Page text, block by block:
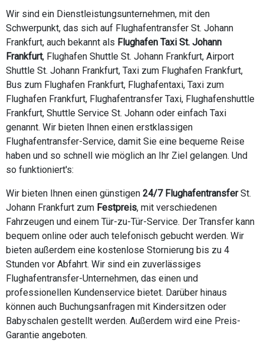
Wir sind ein Dienstleistungsunternehmen, mit den
Schwerpunkt, das sich auf Flughafentransfer St. Johann
Frankfurt, auch bekannt als Flughafen Taxi St. Johann
Frankfurt, Flughafen Shuttle St. Johann Frankfurt, Airport
Shuttle St. Johann Frankfurt, Taxi zum Flughafen Frankfurt,
Bus zum Flughafen Frankfurt, Flughafentaxi, Taxi zum
Flughafen Frankfurt, Flughafentransfer Taxi, Flughafenshuttle
Frankfurt, Shuttle Service St. Johann oder einfach Taxi
genannt. Wir bieten Ihnen einen erstklassigen
Flughafentransfer-Service, damit Sie eine bequeme Reise
haben und so schnell wie möglich an Ihr Ziel gelangen. Und
so funktioniert's:
Wir bieten Ihnen einen günstigen 24/7 FlughafentransferSt.
Johann Frankfurt zum Festpreis, mit verschiedenen
Fahrzeugen und einem Tür-zu-Tür-Service. Der Transfer kann
bequem online oder auch telefonisch gebucht werden. Wir
bieten außerdem eine kostenlose Stornierung bis zu 4
Stunden vor Abfahrt. Wir sind ein zuverlässiges
Flughafentransfer-Unternehmen, das einen und
professionellen Kundenservice bietet. Darüber hinaus
können auch Buchungsanfragen mit Kindersitzen oder
Babyschalen gestellt werden. Außerdem wird eine Preis-
Garantie angeboten.